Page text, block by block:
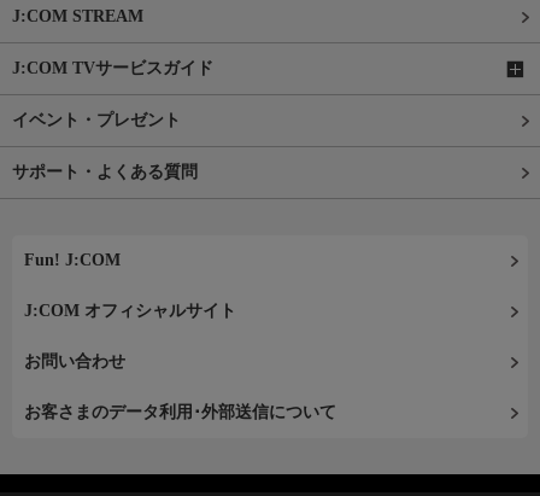
J:COM STREAM
J:COM TVサービスガイド
イベント・プレゼント
サポート・よくある質問
Fun! J:COM
J:COM オフィシャルサイト
お問い合わせ
お客さまのデータ利用･外部送信について